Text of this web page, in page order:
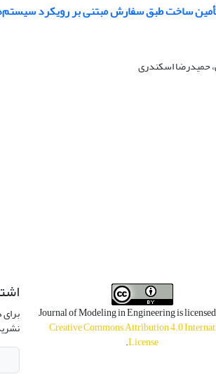
ساخت طبق سفارش مبتنی بر رویکرد
حمیدرضا اسکندری
Journal of Modeling in Engineering is
Creative Commons Attribution 4.0
License
.